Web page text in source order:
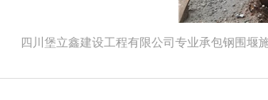
四川堡立鑫建设工程有限公司专业承包钢围堰